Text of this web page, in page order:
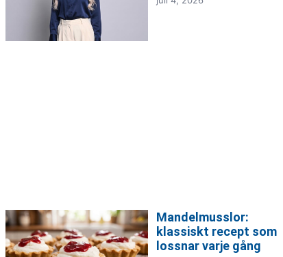
Mandelmusslor:
klassiskt recept som
lossnar varje gång